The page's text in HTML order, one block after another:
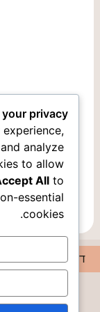
סמן
דירה36
privacy
analyze
to allow
All to
essential
cookies.